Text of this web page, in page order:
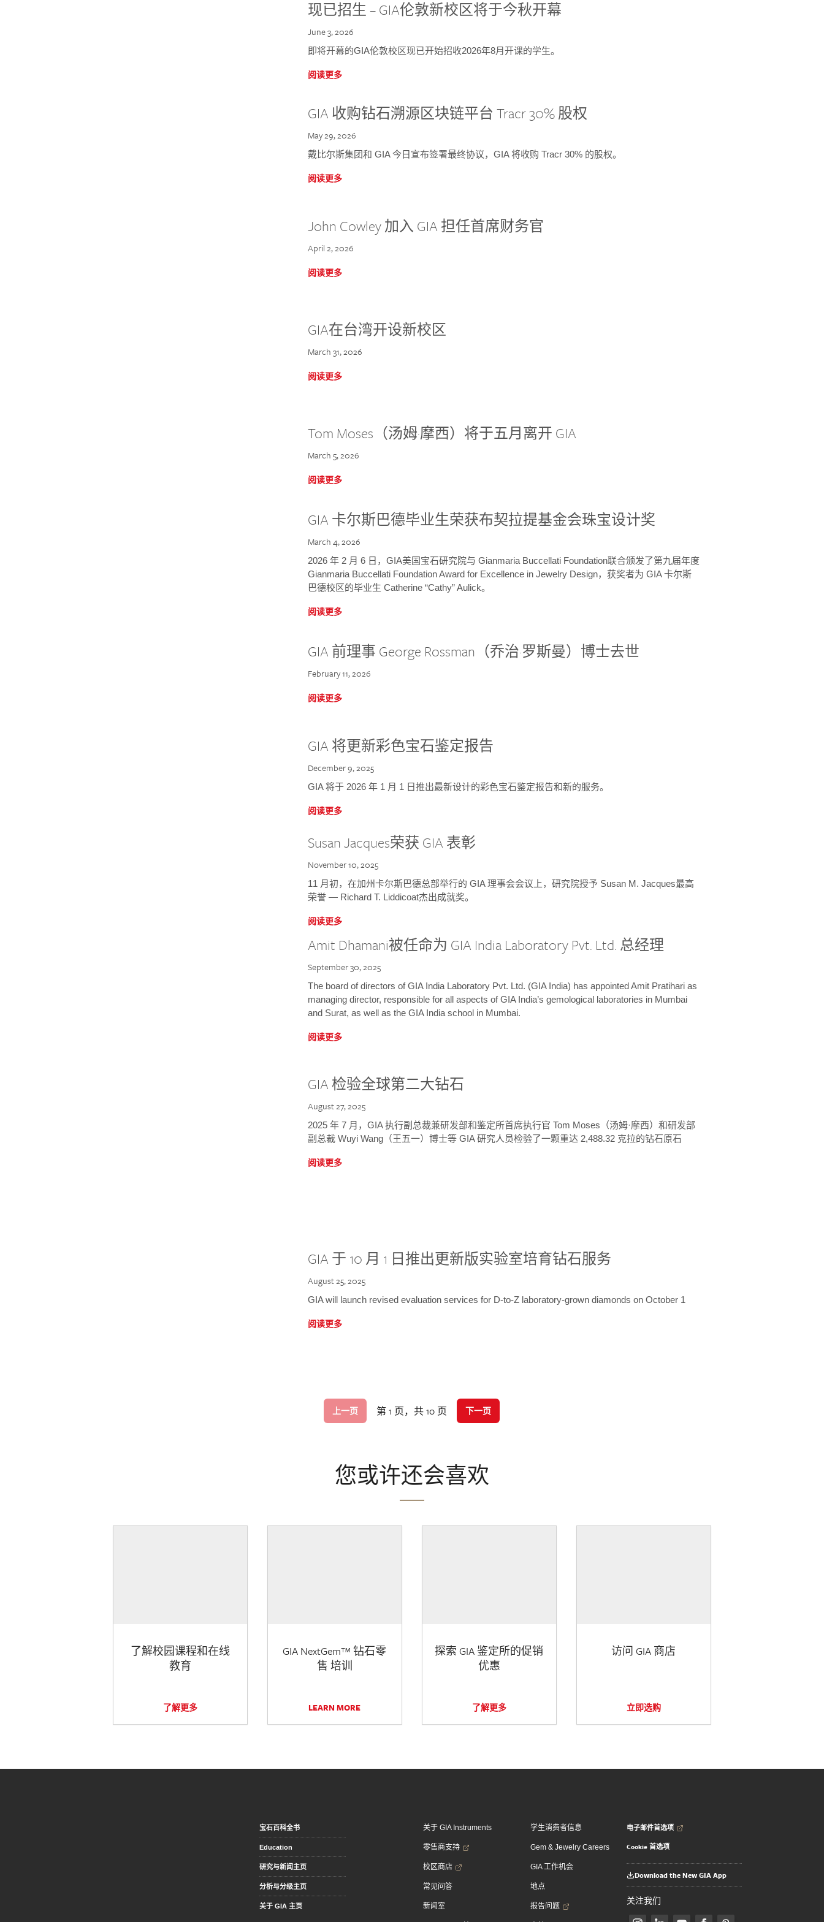
现已招生 – GIA伦敦新校区将于今秋开幕
June 3, 2026
即将开幕的GIA伦敦校区现已开始招收2026年8月开课的学生。
阅读更多
GIA 收购钻石溯源区块链平台 Tracr 30% 股权
May 29, 2026
戴比尔斯集团和 GIA 今日宣布签署最终协议，GIA 将收购 Tracr 30% 的股权。
阅读更多
John Cowley 加入 GIA 担任首席财务官
April 2, 2026
阅读更多
GIA在台湾开设新校区
March 31, 2026
阅读更多
Tom Moses（汤姆·摩西）将于五月离开 GIA
March 5, 2026
阅读更多
GIA 卡尔斯巴德毕业生荣获布契拉提基金会珠宝设计奖
March 4, 2026
2026 年 2 月 6 日，GIA美国宝石研究院与 Gianmaria Buccellati Foundation联合颁发了第九届年度
Gianmaria Buccellati Foundation Award for Excellence in Jewelry Design，获奖者为 GIA 卡尔斯
巴德校区的毕业生 Catherine “Cathy” Aulick。
阅读更多
GIA 前理事 George Rossman（乔治·罗斯曼）博士去世
February 11, 2026
阅读更多
GIA 将更新彩色宝石鉴定报告
December 9, 2025
GIA 将于 2026 年 1 月 1 日推出最新设计的彩色宝石鉴定报告和新的服务。
阅读更多
Susan Jacques荣获 GIA 表彰
November 10, 2025
11 月初，在加州卡尔斯巴德总部举行的 GIA 理事会会议上，研究院授予 Susan M. Jacques最高
荣誉 — Richard T. Liddicoat杰出成就奖。
阅读更多
Amit Dhamani被任命为 GIA India Laboratory Pvt. Ltd. 总经理
September 30, 2025
The board of directors of GIA India Laboratory Pvt. Ltd. (GIA India) has appointed Amit Pratihari as
managing director, responsible for all aspects of GIA India’s gemological laboratories in Mumbai
and Surat, as well as the GIA India school in Mumbai.
阅读更多
GIA 检验全球第二大钻石
August 27, 2025
2025 年 7 月，GIA 执行副总裁兼研发部和鉴定所首席执行官 Tom Moses（汤姆·摩西）和研发部
副总裁 Wuyi Wang（王五一）博士等 GIA 研究人员检验了一颗重达 2,488.32 克拉的钻石原石
阅读更多
GIA 于 10 月 1 日推出更新版实验室培育钻石服务
August 25, 2025
GIA will launch revised evaluation services for D-to-Z laboratory-grown diamonds on October 1
阅读更多
上一页 第 1 页，共 10 页 下一页
您或许还会喜欢
了解校园课程和在线
教育
了解更多
GIA NextGem™ 钻石零
售 培训
LEARN MORE
探索 GIA 鉴定所的促销
优惠
了解更多
访问 GIA 商店
立即选购
宝石百科全书
Education
研究与新闻主页
分析与分级主页
关于 GIA 主页
关于 GIA Instruments
零售商支持
校区商店
常见问答
新闻室
学生消费者信息
Gem & Jewelry Careers
GIA 工作机会
地点
报告问题
电子邮件首选项
Cookie 首选项
Download the New GIA App
关注我们